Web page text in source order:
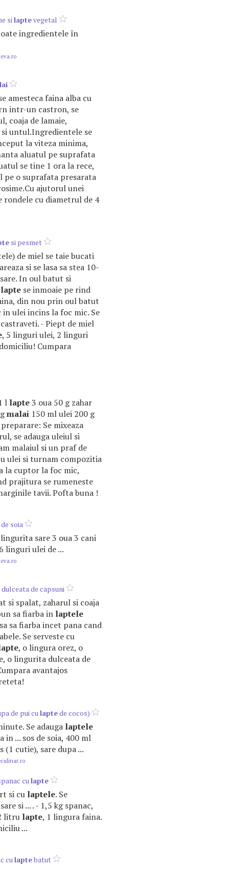
silaptevegetal
ingredientele în
amesteca faina alba cu
intr-un castron, se
coaja de lamaie,
untul.Ingredientele se
la viteza minima,
aluatul pe suprafata
se tine 1 ora la rece,
o suprafata presarata
ajutorul unei
rondele cu diametrul de 4
si pesmet
de miel se taie bucati
si se lasa sa stea 10-
In oul batut si
lapte se inmoaie pe rind
din nou prin oul batut
ulei incins la foc mic. Se
- Piept de miel
, 5 linguri ulei, 2 linguri
Cumpara
l lapte3 oua 50 g zahar
malai 150 ml ulei 200 g
Se mixeaza
se adauga uleiul si
malaiul si un praf de
ulei si turnam compozitia
la cuptor la foc mic,
prajitura se rumeneste
tavii. Pofta buna !
de soia
sare 3 oua 3 cani
linguri ulei de ...
de capsuni
si spalat, zaharul si coaja
sa fiarba in laptele
sa fiarba incet pana cand
Se serveste cu
, o lingura orez, o
o lingurita dulceata de
avantajos
de pui culaptede cocos)
Se adauga laptele
in ... sos de soia, 400 ml
(1 cutie), sare dupa ...
culapte
si cu laptele. Se
si ... . - 1,5 kg spanac,
litru lapte, 1 lingura faina.
...
culaptebatut